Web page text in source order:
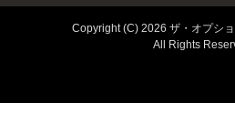
Copyright (C) 2026 ザ・オプシ
All Rights